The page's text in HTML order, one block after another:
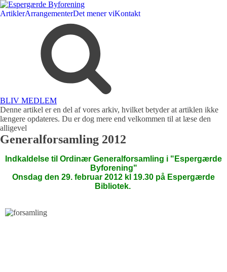
ArtiklerArrangementerDet mener viKontakt
BLIV MEDLEM
Denne artikel er en del af vores arkiv, hvilket betyder at artiklen ikke
længere opdateres. Du er dog mere end velkommen til at læse den
alligevel
Generalforsamling 2012
Indkaldelse til Ordinær Generalforsamling i "Espergærde
Byforening"
Onsdag den 29. februar 2012 kl 19.30 på Espergærde
Bibliotek.